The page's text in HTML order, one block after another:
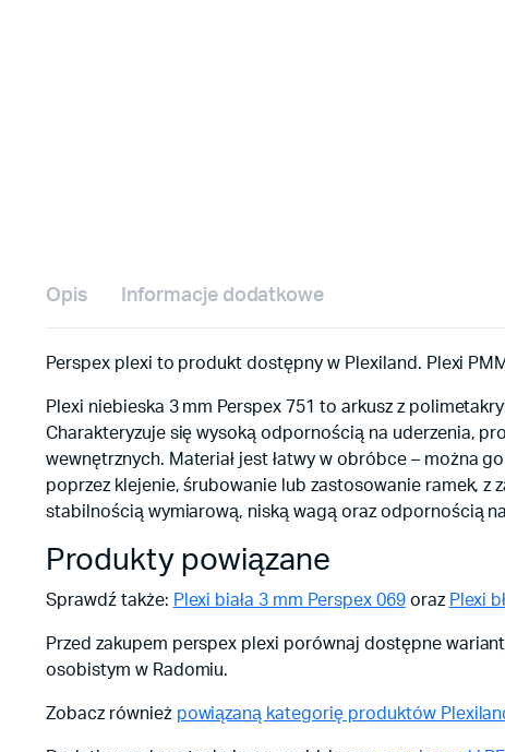
Opis Informacje dodatkowe
Perspex plexi to produkt dostępny w Plexiland. Plexi
Plexi niebieska 3 mm Perspex 751 to arkusz z
Charakteryzuje się wysoką odpornością na uderzenia,
wewnętrznych. Materiał jest łatwy w obróbce – można
poprzez klejenie, śrubowanie lub zastosowanie ramek,
stabilnością wymiarową, niską wagą oraz odpornością
Produkty powiązane
Sprawdź także: Plexi biała 3 mm Perspex 069oraz Plexi
Przed zakupem perspex plexi porównaj dostępne
osobistym w Radomiu.
Zobacz również powiązaną kategorię produktów